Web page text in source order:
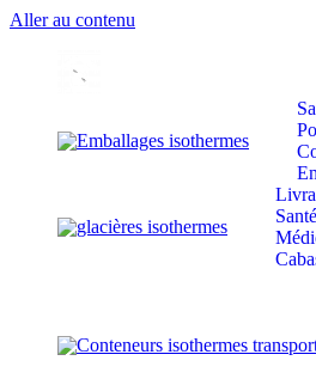
Aller au contenu
Emballages isothermes
glacières isothermes
Conteneurs isothermes